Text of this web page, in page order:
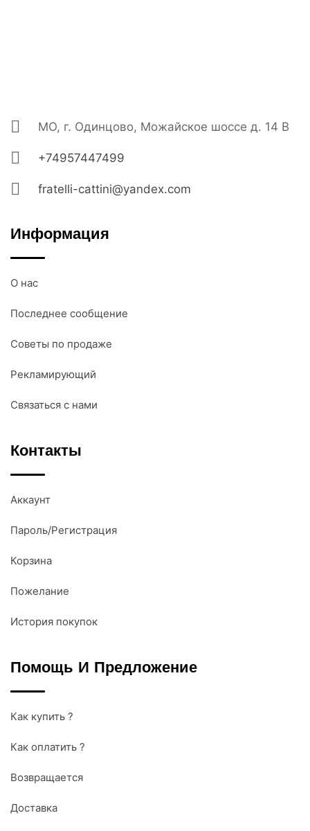
МО, г. Одинцово, Можайское шоссе д. 14 В
+74957447499
fratelli-cattini@yandex.com
Информация
О нас
Последнее сообщение
Советы по продаже
Рекламирующий
Связаться с нами
Контакты
Аккаунт
Пароль/Регистрация
Корзина
Пожелание
История покупок
Помощь И Предложение
Как купить ?
Как оплатить ?
Возвращается
Доставка